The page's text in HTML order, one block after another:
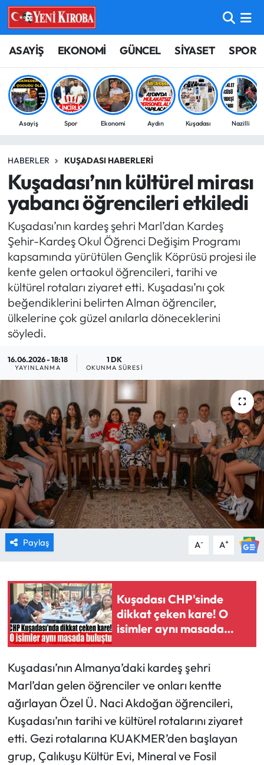
ASAYİŞ EKONOMİ GÜNCEL SİYASET SPOR
Asayiş Spor Ekonomi Aydın Kuşadası Nazilli
HABERLER KUŞADASI HABERLERI
Kuşadası’nın kültürel mirası
yabancı öğrencileri etkiledi
Kuşadası’nın kardeş şehri Marl’dan Kardeş
Şehir-Kardeş Okul Öğrenci Değişim Programı
kapsamında yürütülen Gençlik Köprüsü projesi ile
kente gelen ortaokul öğrencileri, tarihi ve
kültürel rotaları ziyaret etti. Kuşadası’nı çok
beğendiklerini belirten Alman öğrenciler,
ülkelerine çok güzel anılarla döneceklerini
söyledi.
16.06.2026 - 18:18
YAYINLANMA
1 DK
OKUNMA SÜRESI
Paylaş A- A+
Kuşadası CHP'sinde
dikkat çeken kare! O
isimler aynı masada
buluştu
Kuşadası’nın Almanya’daki kardeş şehri
Marl’dan gelen öğrenciler ve onları kentte
ağırlayan Özel Ü. Naci Akdoğan öğrencileri,
Kuşadası’nın tarihi ve kültürel rotalarını ziyaret
etti. Gezi rotalarına KUAKMER’den başlayan
grup, Çalıkuşu Kültür Evi, Mineral ve Fosil
ASAYİŞ
BİLİM-TEKNOLOJİ
ÇEVRE
EĞİTİM
EKONOMİ
GÜNCEL
GÜNDEM
MAGAZİN
SAĞLIK
TARIM
TURİZM
YAŞAM
RESMİ İLANLAR
HABER İLAN
Aydın Nöbetçi Eczaneler
Aydın Hava Durumu
Aydin Namaz Vakitleri
Süper Lig Puan Durumu ve Fikstür
Tüm Manşetler
Son Dakika Haberleri
Haber Arşivi